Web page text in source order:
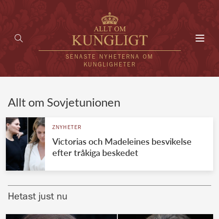
SENASTE NYHETERNA OM
KUNGLIGHETER
UTLÄNDSKT
VÄRLDENS KUNGAHUS
Allt om Sovjetunionen
ZNYHETER
Victorias och Madeleines besvikelse
efter tråkiga beskedet
Hetast just nu